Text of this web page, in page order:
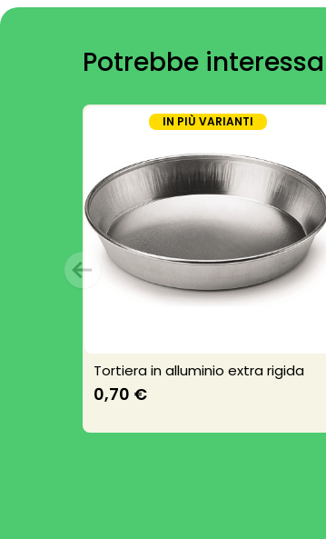
Potrebbe
IN PIÙ VARIANTI
Tortiera in alluminio extra rigida
0,70 €